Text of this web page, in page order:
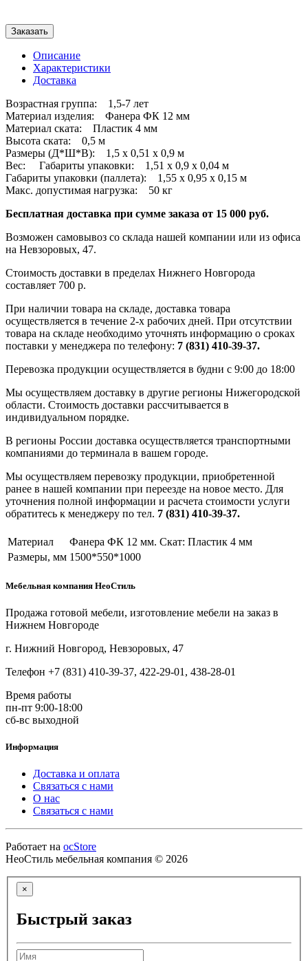
Заказать
Описание
Характеристики
Доставка
Возрастная группа: 1,5-7 лет
Материал изделия: Фанера ФК 12 мм
Материал ската: Пластик 4 мм
Высота ската: 0,5 м
Размеры (Д*Ш*В): 1,5 х 0,51 х 0,9 м
Вес: Габариты упаковки: 1,51 х 0,9 х 0,04 м
Габариты упаковки (паллета): 1,55 х 0,95 х 0,15 м
Макс. допустимая нагрузка: 50 кг
Бесплатная доставка при сумме заказа от 15 000 руб.
Возможен самовывоз со склада нашей компании или из офиса
на Невзоровых, 47.
Стоимость доставки в пределах Нижнего Новгорода
составляет 700 р.
При наличии товара на складе, доставка товара
осуществляется в течение 2-х рабочих дней. При отсутствии
товара на складе необходимо уточнять информацию о сроках
поставки у менеджера по телефону: 7 (831) 410-39-37.
Перевозка продукции осуществляется в будни с 9:00 до 18:00
Мы осуществляем доставку в другие регионы Нижегородской
области. Стоимость доставки рассчитывается в
индивидуальном порядке.
В регионы России доставка осуществляется транспортными
компаниями до терминала в вашем городе.
Мы осуществляем перевозку продукции, приобретенной
ранее в нашей компании при переезде на новое место. Для
уточнения полной информации и расчета стоимости услуги
обратитесь к менеджеру по тел. 7 (831) 410-39-37.
Материал
Фанера ФК 12 мм. Скат: Пластик 4 мм
Размеры, мм 1500*550*1000
Мебельная компания НеоСтиль
Продажа готовой мебели, изготовление мебели на заказ в
Нижнем Новгороде
г. Нижний Новгород, Невзоровых, 47
Телефон +7 (831) 410-39-37, 422-29-01, 438-28-01
Время работы
пн-пт 9:00-18:00
сб-вс выходной
Информация
Доставка и оплата
Связаться с нами
О нас
Связаться с нами
Работает на ocStore
НеоСтиль мебельная компания © 2026
×
Быстрый заказ